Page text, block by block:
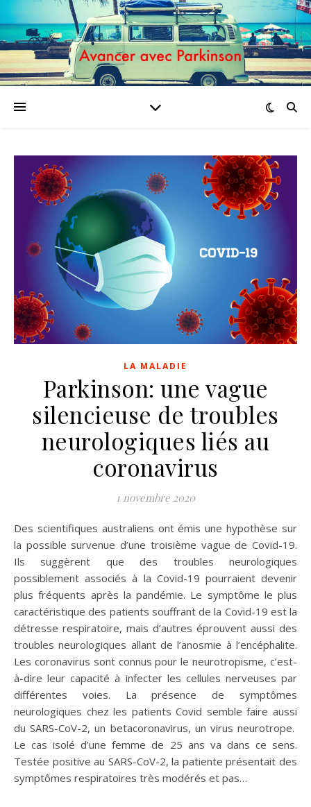
LA MALADIE
Parkinson: une vague
silencieuse de troubles
neurologiques liés au
coronavirus
1 novembre 2020
Des scientifiques australiens ont émis une hypothèse sur
la possible survenue d’une troisième vague de Covid-19.
Ils suggèrent que des troubles neurologiques
possiblement associés à la Covid-19 pourraient devenir
plus fréquents après la pandémie. Le symptôme le plus
caractéristique des patients souffrant de la Covid-19 est la
détresse respiratoire, mais d’autres éprouvent aussi des
troubles neurologiques allant de l’anosmie à l’encéphalite.
Les coronavirus sont connus pour le neurotropisme, c’est-
à-dire leur capacité à infecter les cellules nerveuses par
différentes voies. La présence de symptômes
neurologiques chez les patients Covid semble faire aussi
du SARS-CoV-2, un betacoronavirus, un virus neurotrope.
Le cas isolé d’une femme de 25 ans va dans ce sens.
Testée positive au SARS-CoV-2, la patiente présentait des
symptômes respiratoires très modérés et pas…